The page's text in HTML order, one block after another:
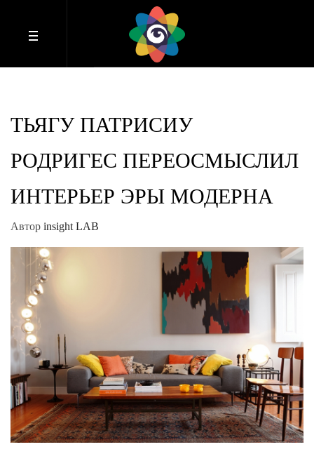
ТЬЯГУ ПАТРИСИУ
РОДРИГЕС ПЕРЕОСМЫСЛИЛ
ИНТЕРЬЕР ЭРЫ МОДЕРНА
Автор insight LAB